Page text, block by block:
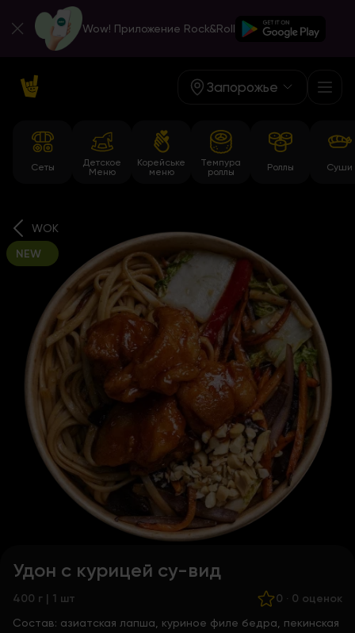
Wow! Приложение Rock&Roll
Запорожье
Сеты
Детское
Меню
Корейське
меню
Темпура
роллы
Роллы Суши
WOK
NEW
Удон с курицей су-вид
400 г | 1 шт 0 · 0 оценок
Состав: азиатская лапша, куриное филе бедра, пекинская